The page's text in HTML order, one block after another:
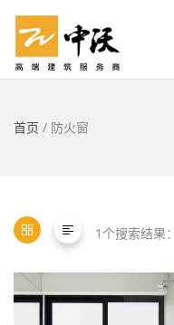
首页 / 防火窗
1个搜索结果：